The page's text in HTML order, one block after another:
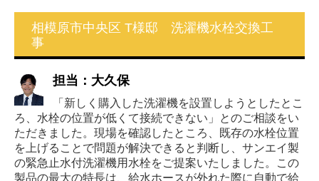
相模原市中央区 T様邸 洗濯機水栓交換工
事
担当：大久保
「新しく購入した洗濯機を設置しようとしたとこ
ろ、水栓の位置が低くて接続できない」とのご相談をい
ただきました。現場を確認したところ、既存の水栓位置
を上げることで問題が解決できると判断し、サンエイ製
の緊急止水付洗濯機用水栓をご提案いたしました。この
製品の最大の特長は、給水ホースが外れた際に自動で給